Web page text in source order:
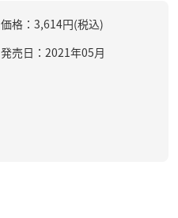
価格：3,614円(税込)
発売日：2021年05月